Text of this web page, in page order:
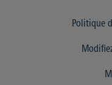
Politique